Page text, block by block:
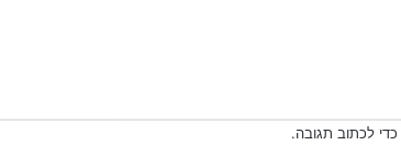
כדי לכתוב תגובה.